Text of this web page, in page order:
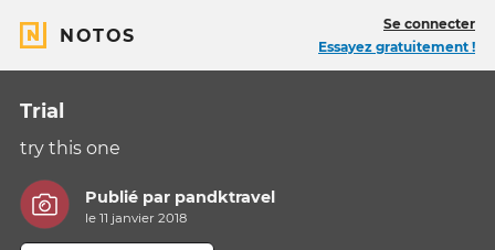
NOTOS
Se connecter
Essayez gratuitement !
Trial
try this one
Publié par pandktravel
le 11 janvier 2018